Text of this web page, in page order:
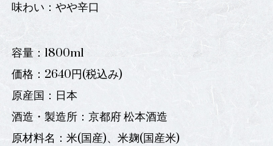
味わい：やや辛口
容量：1800ml
価格：2640円(税込み)
原産国：日本
酒造・製造所：京都府 松本酒造
原材料名：米(国産)、米麹(国産米)